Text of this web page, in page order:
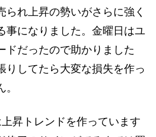
られ上昇の勢いがさらに強く
事になりました。金曜日はユ
ドだったので助かりました
りしてたら大変な損失を作っ
昇トレンドを作っています